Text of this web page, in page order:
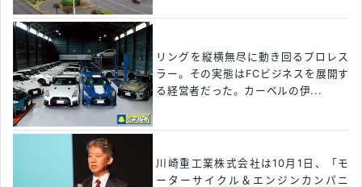
リングを縦横無尽に動き回るプロレス
ラー。その実態はFCビジネスを展開す
る経営者だった。カーベルの伊...
川崎重工業株式会社は10月1日、「モ
ーターサイクル＆エンジンカンパニ